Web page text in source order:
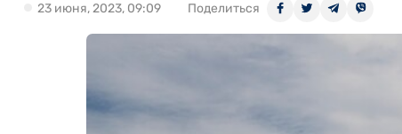
23 июня, 2023, 09:09 Поделиться